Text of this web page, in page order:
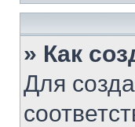
» Как
Для